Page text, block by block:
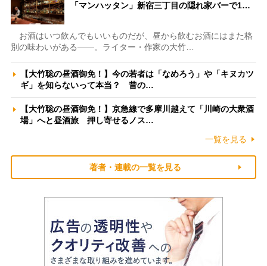
「マンハッタン」新宿三丁目の隠れ家バーで1…
お酒はいつ飲んでもいいものだが、昼から飲むお酒にはまた格
別の味わいがある――。ライター・作家の大竹…
【大竹聡の昼酒御免！】今の若者は「なめろう」や「キヌカツ
ギ」を知らないって本当？ 昔の…
【大竹聡の昼酒御免！】京急線で多摩川越えて「川崎の大衆酒
場」へと昼酒旅 押し寄せるノス…
一覧を見る
著者・連載の一覧を見る